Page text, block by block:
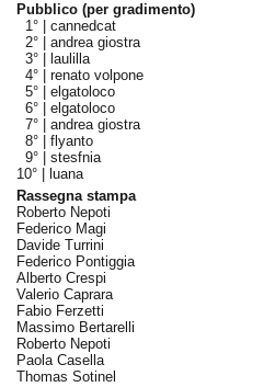
Pubblico (per gradimento)
1° | cannedcat
2° | andrea giostra
3° |
laulilla
4° | renato volpone
5° | elgatoloco
6° | elgatoloco
7° | andrea giostra
8° | flyanto
9° | stesfnia
10° |
luana
Rassegna stampa
Roberto Nepoti
Federico Magi
Davide Turrini
Federico Pontiggia
Alberto Crespi
Valerio Caprara
Fabio Ferzetti
Massimo Bertarelli
Roberto Nepoti
Paola Casella
Thomas Sotinel